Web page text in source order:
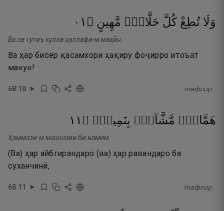
وَلَا تُطِعْ كُلَّ حَلَّافٍۢ مَّهِينٍ ۝ ١٠
Ва ла тутиъ кулла ҳаллафи-м маҳӣн.
Ва ҳар бисёр қасамхори ҳақиру фоҷирро итоъат
макун!
68:10 тафсир
هَمَّازٍۢ مَّشَّآءٍۭ بِنَمِيمٍۢ ۝ ١١
Ҳаммази-м машшаин би намӣм.
(Ва) ҳар айбгирандаро (ва) ҳар равандаро ба
суханчинӣ,
68:11 тафсир